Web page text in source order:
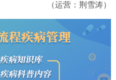
（运营：荆雪涛）